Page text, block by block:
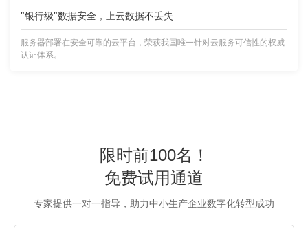
"银行级"数据安全，上云数据不丢失
服务器部署在安全可靠的云平台，荣获我国唯一针对云服务可信性的权威
认证体系。
限时前100名！
免费试用通道
专家提供一对一指导，助力中小生产企业数字化转型成功